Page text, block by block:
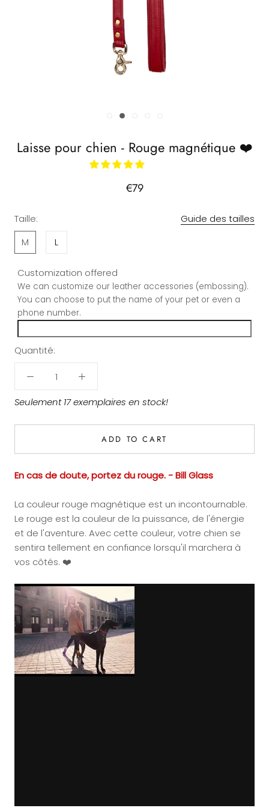
Laisse pour chien - Rouge magnétique ❤️
€79
Taille:
Guide des tailles
M
L
Customization offered
We can customize our leather accessories (embossing).
You can choose to put the name of your pet or even a
phone number.
Quantité:
Seulement 17 exemplaires en stock!
ADD TO CART
En cas de doute, portez du rouge. - Bill Glass
La couleur rouge magnétique est un incontournable.
Le rouge est la couleur de la puissance, de l'énergie
et de l'aventure. Avec cette couleur, votre chien se
sentira tellement en confiance lorsqu'il marchera à
vos côtés. ❤️